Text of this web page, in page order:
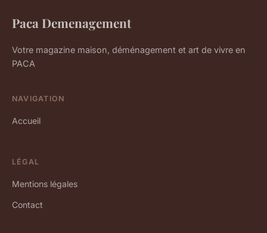
Paca Demenagement
Votre magazine maison, déménagement et art de vivre en
PACA
NAVIGATION
Accueil
LÉGAL
Mentions légales
Contact